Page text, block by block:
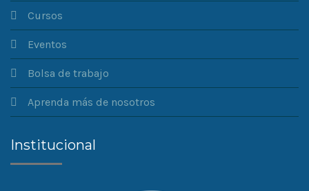
Cursos
Eventos
Bolsa de trabajo
Aprenda más de nosotros
Institucional